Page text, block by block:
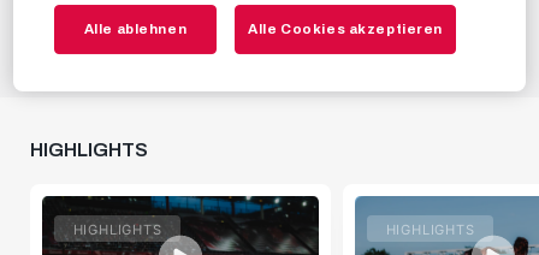
HIGHLIGHTS
HIGHLIGHTS HIGHLIGHTS
Alle ablehnen Alle Cookies akzeptieren